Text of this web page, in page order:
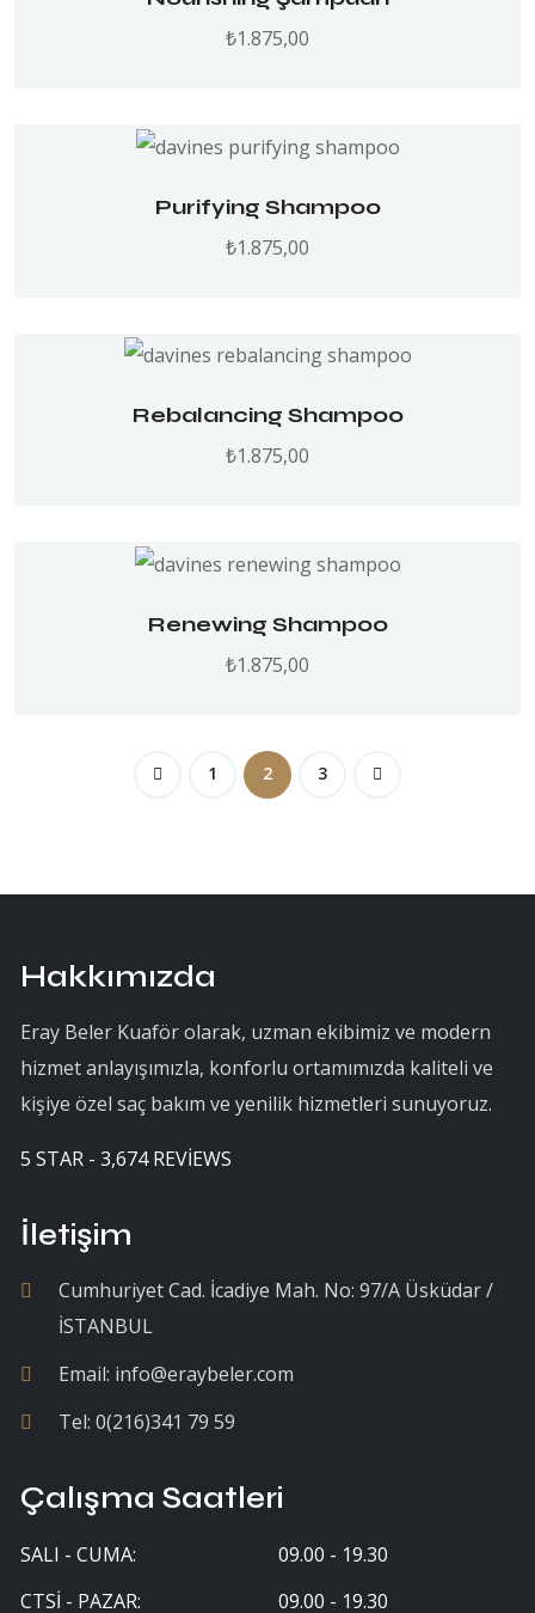
₺1.875,00
Purifying Shampoo
₺1.875,00
Rebalancing Shampoo
₺1.875,00
Renewing Shampoo
₺1.875,00
1 2 3
Hakkımızda
Eray Beler Kuaför olarak, uzman ekibimiz ve modern
hizmet anlayışımızla, konforlu ortamımızda kaliteli ve
kişiye özel saç bakım ve yenilik hizmetleri sunuyoruz.
5 STAR - 3,674 REVIEWS
İletişim
Cumhuriyet Cad. İcadiye Mah. No: 97/A Üsküdar /
İSTANBUL
Email: info@eraybeler.com
Tel: 0(216)341 79 59
Çalışma Saatleri
SALI - CUMA:
09.00 - 19.30
CTSI - PAZAR:
09.00 - 19.30